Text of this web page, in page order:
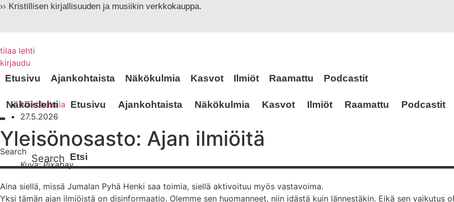
Mene
›› Kristillisen kirjallisuuden ja musiikin verkkokauppa.
tilaa lehti
kirjaudu
Etusivu Ajankohtaista Näkökulmia Kasvot Ilmiöt Raamattu Podcastit
Näköislehti Etusivu Ajankohtaista Näkökulmia Kasvot Ilmiöt Raamattu Podcastit
Search
Search
Näkökulmia
27.5.2026
Yleisönosasto: Ajan ilmiöitä
Kuva: Pixabay
Aina siellä, missä Jumalan Pyhä Henki saa toimia, siellä aktivoituu myös vastavoima.
Yksi tämän ajan ilmiöistä on disinformaatio. Olemme sen huomanneet, niin idästä kuin lännestäkin. Eikä sen vaikutus